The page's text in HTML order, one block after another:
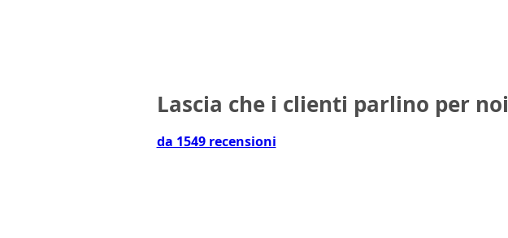
Lascia che i clienti parlino per noi
da 1549 recensioni